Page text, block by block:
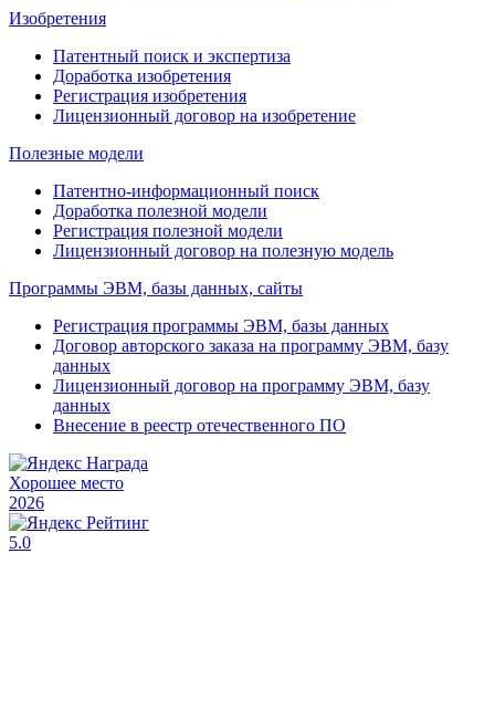
Изобретения
Патентный поиск и экспертиза
Доработка изобретения
Регистрация изобретения
Лицензионный договор на изобретение
Полезные модели
Патентно-информационный поиск
Доработка полезной модели
Регистрация полезной модели
Лицензионный договор на полезную модель
Программы ЭВМ, базы данных, сайты
Регистрация программы ЭВМ, базы данных
Договор авторского заказа на программу ЭВМ, базу
данных
Лицензионный договор на программу ЭВМ, базу
данных
Внесение в реестр отечественного ПО
Хорошее место
2026
5.0